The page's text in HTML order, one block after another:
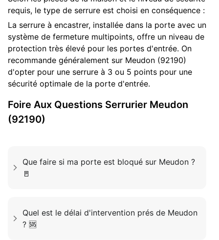
requis, le type de serrure est choisi en conséquence :
La serrure à encastrer, installée dans la porte avec un
système de fermeture multipoints, offre un niveau de
protection très élevé pour les portes d'entrée. On
recommande généralement sur Meudon (92190)
d'opter pour une serrure à 3 ou 5 points pour une
sécurité optimale de la porte d'entrée.
Foire Aux Questions Serrurier Meudon
(92190)
Que faire si ma porte est bloqué sur Meudon ?
🚪
Quel est le délai d'intervention prés de Meudon
? 🆘